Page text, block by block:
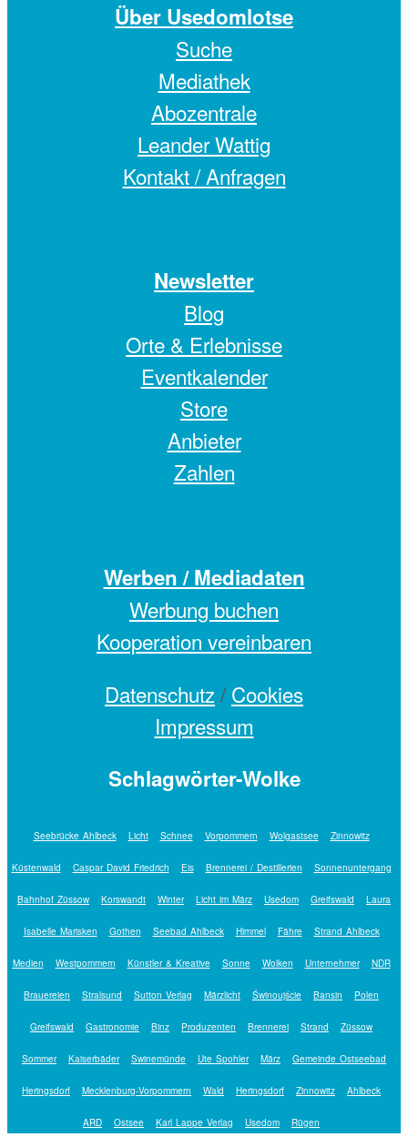
Über Usedomlotse
Suche
Mediathek
Abozentrale
Leander Wattig
Kontakt / Anfragen
Newsletter
Blog
Orte & Erlebnisse
Eventkalender
Store
Anbieter
Zahlen
Werben / Mediadaten
Werbung buchen
Kooperation vereinbaren
Datenschutz/ Cookies
Impressum
Schlagwörter-Wolke
Seebrücke Ahlbeck Licht Schnee Vorpommern Wolgastsee Zinnowitz
Küstenwald Caspar David Friedrich Eis Brennerei / Destillerien Sonnenuntergang
Bahnhof Züssow Korswandt Winter Licht im März Usedom Greifswald Laura
Isabelle Marisken Gothen Seebad Ahlbeck Himmel Fähre Strand Ahlbeck
Medien Westpommern Künstler & Kreative Sonne Wolken Unternehmer NDR
Brauereien Stralsund Sutton Verlag Märzlicht Świnoujście Bansin Polen
Greifswald Gastronomie Binz Produzenten Brennerei Strand Züssow
Sommer Kaiserbäder Swinemünde Ute Spohler März Gemeinde Ostseebad
Heringsdorf Mecklenburg-Vorpommern Wald Heringsdorf Zinnowitz Ahlbeck
ARD Ostsee Karl Lappe Verlag Usedom Rügen